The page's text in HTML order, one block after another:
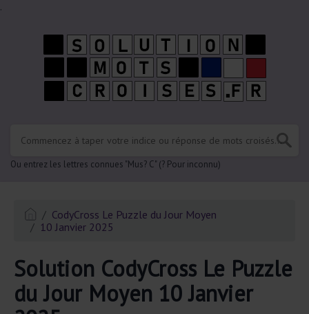
.
Ou entrez les lettres connues "Mus? C" (? Pour inconnu)
CodyCross Le Puzzle du Jour Moyen
10 Janvier 2025
Solution CodyCross Le Puzzle
du Jour Moyen 10 Janvier